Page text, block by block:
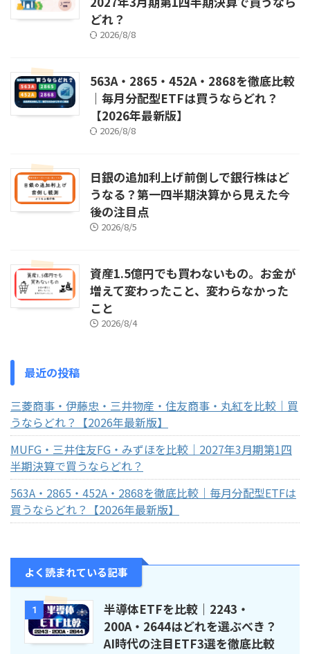
どれ？
2026/8/8
563A・2865・452A・2868を徹底比較
｜毎月分配型ETFは買うならどれ？
【2026年最新版】
2026/8/8
日銀の追加利上げ前倒しで銀行株はど
うなる？第一四半期決算から見えた今
後の注目点
2026/8/5
資産1.5億円でも買わないもの。お金が
増えて変わったこと、変わらなかった
こと
2026/8/4
最近の投稿
三菱商事・伊藤忠・三井物産・住友商事・丸紅を比較｜買
うならどれ？【2026年最新版】
MUFG・三井住友FG・みずほを比較｜2027年3月期第1四
半期決算で買うならどれ？
563A・2865・452A・2868を徹底比較｜毎月分配型ETFは
買うならどれ？【2026年最新版】
よく読まれている記事
1
半導体ETFを比較｜2243・
200A・2644はどれを選ぶべき？
AI時代の注目ETF3選を徹底比較